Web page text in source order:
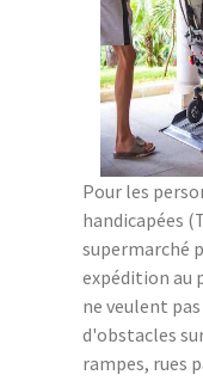
Pour les
handicapées
supermarché
expédition au
ne veulent
d'obstacles
rampes, rues